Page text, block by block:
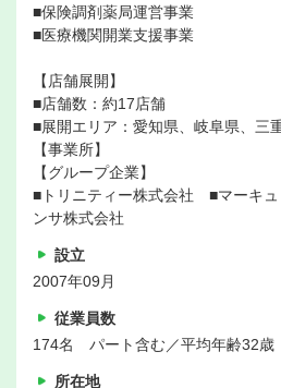
■保険調剤薬局運営事業
■医療機関開業支援事業
【店舗展開】
■店舗数：約17店舗
■展開エリア：愛知県、岐阜県、三
【事業所】
【グループ企業】
■トリニティー株式会社 ■マーキ
ンサ株式会社
設立
2007年09月
従業員数
174名 パート含む／平均年齢32歳
所在地